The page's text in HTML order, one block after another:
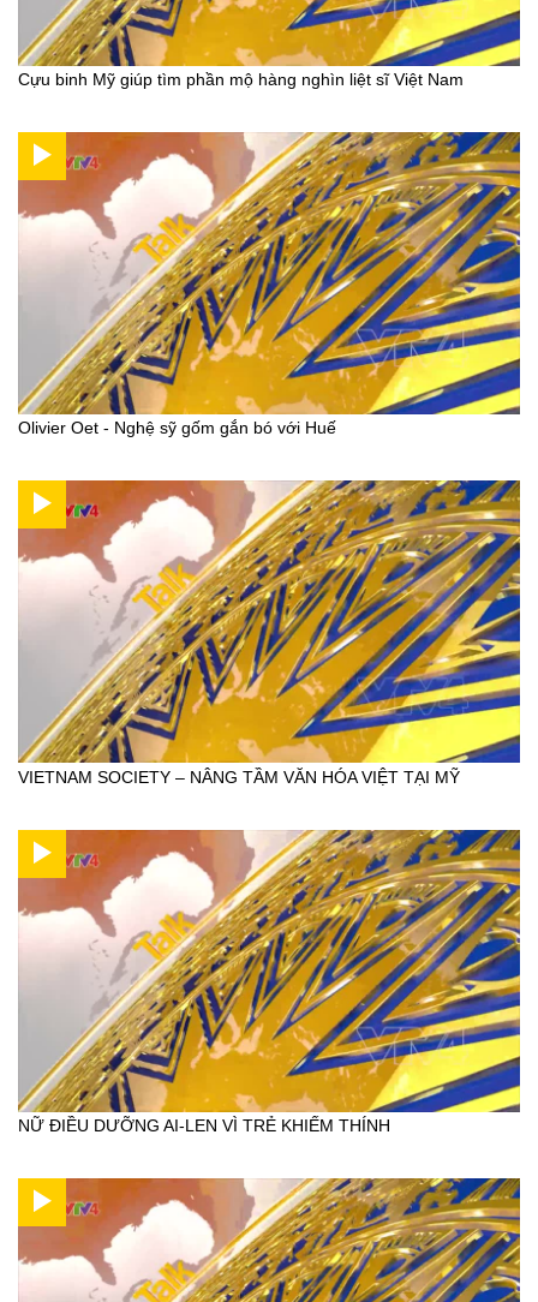
Cựu binh Mỹ giúp tìm phần mộ hàng nghìn liệt sĩ Việt Nam
Olivier Oet - Nghệ sỹ gốm gắn bó với Huế
VIETNAM SOCIETY – NÂNG TẦM VĂN HÓA VIỆT TẠI MỸ
NỮ ĐIỀU DƯỠNG AI-LEN VÌ TRẺ KHIẾM THÍNH